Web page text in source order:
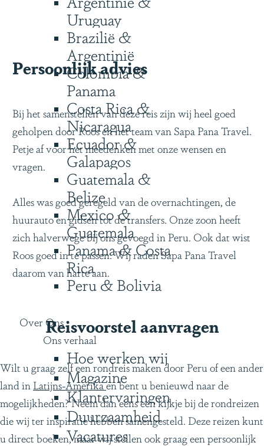
Uruguay
Brazilië &
Argentinië
Colombia &
Panama
Costa Rica &
Nicaragua
Ecuador &
Galapagos
Guatemala &
Belize
Mexico &
Guatemala
Panama & Costa
Rica
Peru & Bolivia
Over Ons
Ons verhaal
Hoe werken wij
Magazine
Klantervaringen
Duurzaamheid
Vacatures
Persoonlijk advies
Bij het samenstellen van deze reis zijn wij heel goed
geholpen door Roos en het team van Sapa Pana Travel.
Petje af voor het meedenken met onze wensen en
vragen.
Alles was goed geregeld van de overnachtingen, de
huurauto en gidsen tot de transfers. Onze zoon heeft
zich halverwege bij ons gevoegd in Peru. Ook dat wist
Roos goed in te passen. Wij raden Sapa Pana Travel
daarom van harte aan.
Reisvoorstel aanvragen
Wilt u graag zelf een rondreis maken door Peru of een ander
land in Latijns-Amerikaen bent u benieuwd naar de
mogelijkheden? Neem dan eens een kijkje bij de rondreizen
die wij ter inspiratie hebben samengesteld. Deze reizen kunt
u direct boeken, maar wij stellen ook graag een persoonlijk